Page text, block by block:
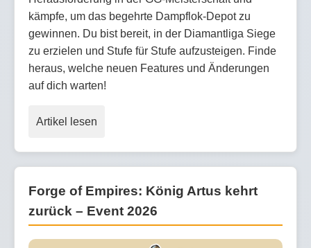
kämpfe, um das begehrte Dampflok-Depot zu
gewinnen. Du bist bereit, in der Diamantliga Siege
zu erzielen und Stufe für Stufe aufzusteigen. Finde
heraus, welche neuen Features und Änderungen
auf dich warten!
Artikel lesen
Forge of Empires: König Artus kehrt
zurück – Event 2026